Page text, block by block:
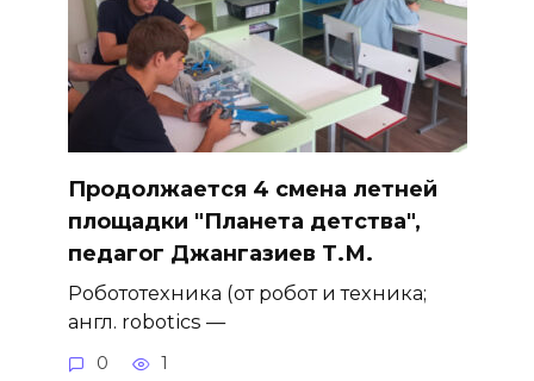
Продолжается 4 смена летней
площадки "Планета детства",
педагог Джангазиев Т.М.
Робототехника (от робот и техника;
англ. robotics —
0 1